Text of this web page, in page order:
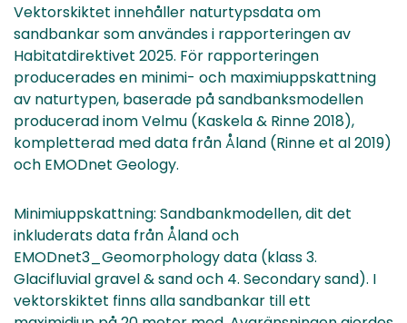
Vektorskiktet innehåller naturtypsdata om
sandbankar som användes i rapporteringen av
Habitatdirektivet 2025. För rapporteringen
producerades en minimi- och maximiuppskattning
av naturtypen, baserade på sandbanksmodellen
producerad inom Velmu (Kaskela & Rinne 2018),
kompletterad med data från Åland (Rinne et al 2019)
och EMODnet Geology.
Minimiuppskattning: Sandbankmodellen, dit det
inkluderats data från Åland och
EMODnet3_Geomorphology data (klass 3.
Glacifluvial gravel & sand och 4. Secondary sand). I
vektorskiktet finns alla sandbankar till ett